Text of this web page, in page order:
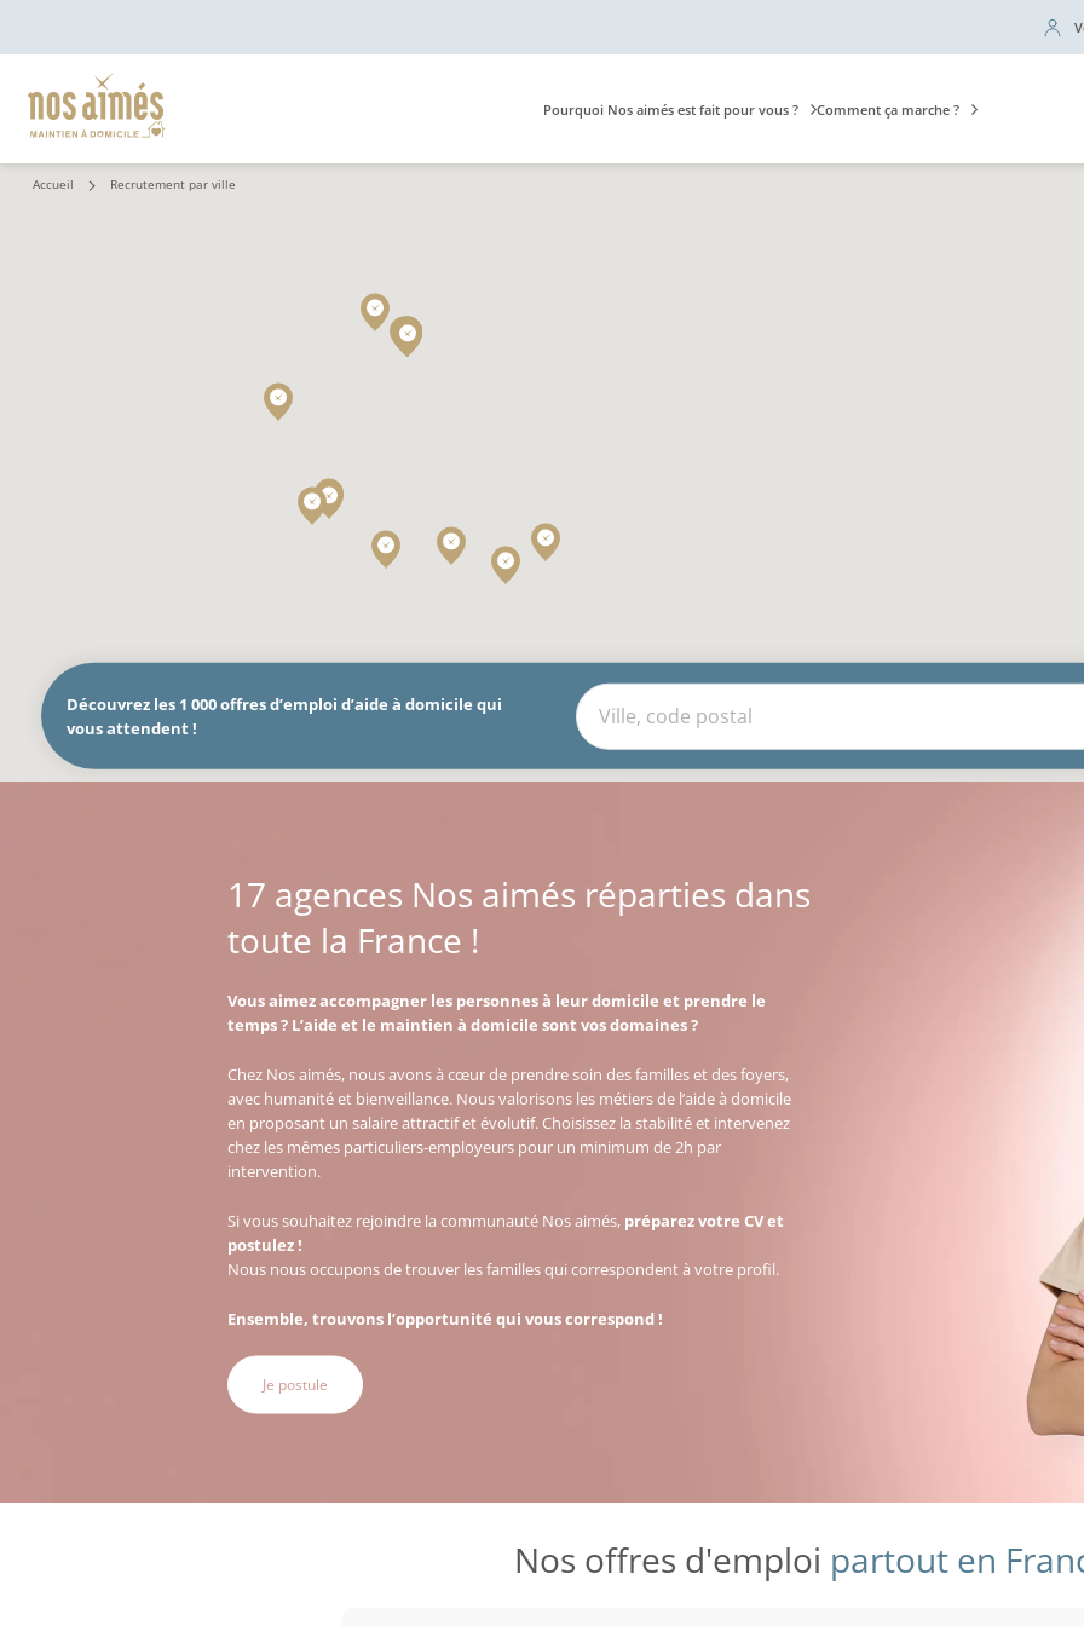
Pourquoi Nos aimés est fait pour vous ? Comment ça marche ?
Accueil Recrutement par ville
Découvrez les 1 000 offres d’emploi d’aide à domicile qui
vous attendent !
17 agences Nos aimés réparties dans
toute la France !
Vous aimez accompagner les personnes à leur domicile et prendre le
temps ? L’aide et le maintien à domicile sont vos domaines ?
Chez Nos aimés, nous avons à cœur de prendre soin des familles et des foyers,
avec humanité et bienveillance. Nous valorisons les métiers de l’aide à domicile
en proposant un salaire attractif et évolutif. Choisissez la stabilité et intervenez
chez les mêmes particuliers-employeurs pour un minimum de 2h par
intervention.
Si vous souhaitez rejoindre la communauté Nos aimés, préparez votre CV et
postulez !
Nous nous occupons de trouver les familles qui correspondent à votre profil.
Ensemble, trouvons l’opportunité qui vous correspond !
Je postule
Nos offres d'emploi partout en